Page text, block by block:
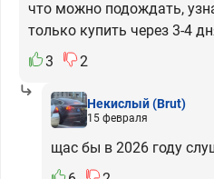
что можно подождать,
только купить через 3-4
3
2
Некислый(Brut)
15 февраля
щас бы в 2026 году